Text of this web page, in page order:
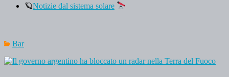
🪐Notizie dal sistema solare
Bar